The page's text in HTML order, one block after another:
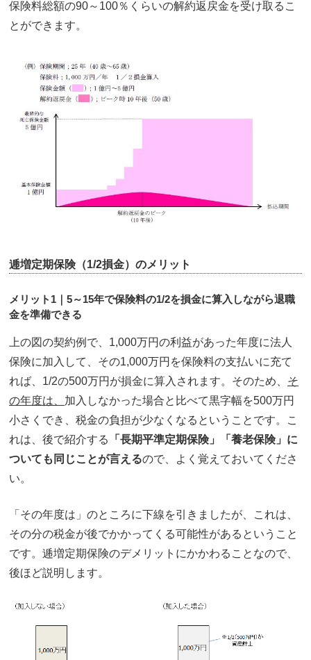
保険料総額の90～100％くらいの解約返戻金を受け取るこ
とができます。
逓増定期保険（1/2損金）のメリット
メリット1｜5～15年で保険料の1/2を損金に算入しながら退職
金を準備できる
上の図の契約例で、1,000万円の利益があった年度に法人
保険に加入して、その1,000万円を保険料の支払いに充て
れば、1/2の500万円が損金に算入されます。そのため、 そ
の年度は、 加入しなかった場合と比べて黒字幅を500万円
小さくでき、税金の負担が少なくなるということです。こ
れは、後で紹介する
「長期平準定期保険」「養老保険」に
ついても同じことが言えるので、よく覚えておいてくださ
い。
「その年度は」のところに下線を引きましたが、これは、
その分の税金が後でかかってくる可能性があるということ
です。逓増定期保険のデメリットにかかわることなので、
後ほど説明します。